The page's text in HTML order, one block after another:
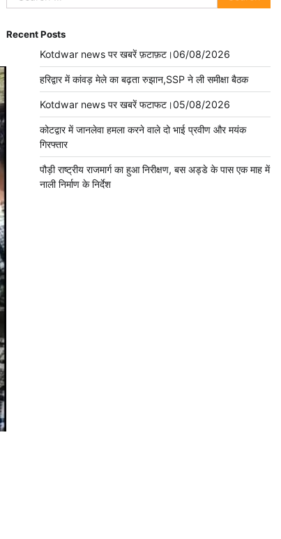
for:
Recent Posts
Kotdwar news पर खबरें फ़टाफ़ट।06/08/2026
हरिद्वार में कांवड़ मेले का बढ़ता रुझान,SSP ने ली समीक्षा बैठक
Kotdwar news पर खबरें फटाफट।05/08/2026
कोटद्वार में जानलेवा हमला करने वाले दो भाई प्रवीण और मयंक
गिरफ्तार
पौड़ी राष्ट्रीय राजमार्ग का हुआ निरीक्षण, बस अड्डे के पास एक माह में
नाली निर्माण के निर्देश